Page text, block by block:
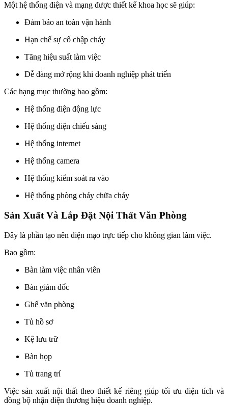
Một hệ thống điện và mạng được thiết kế khoa học sẽ giúp:
Đảm bảo an toàn vận hành
Hạn chế sự cố chập cháy
Tăng hiệu suất làm việc
Dễ dàng mở rộng khi doanh nghiệp phát triển
Các hạng mục thường bao gồm:
Hệ thống điện động lực
Hệ thống điện chiếu sáng
Hệ thống internet
Hệ thống camera
Hệ thống kiểm soát ra vào
Hệ thống phòng cháy chữa cháy
Sản Xuất Và Lắp Đặt Nội Thất Văn Phòng
Đây là phần tạo nên diện mạo trực tiếp cho không gian làm việc.
Bao gồm:
Bàn làm việc nhân viên
Bàn giám đốc
Ghế văn phòng
Tủ hồ sơ
Kệ lưu trữ
Bàn họp
Tủ trang trí
Việc sản xuất nội thất theo thiết kế riêng giúp tối ưu diện tích và
đồng bộ nhận diện thương hiệu doanh nghiệp.